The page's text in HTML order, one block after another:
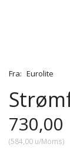
Fra: Eurolite
730,00
(584,00 u/Moms)